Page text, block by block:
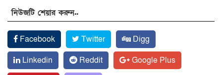
নিউজটি শেয়ার করুন..
Facebook Twitter
Digg
Linkedin
Reddit
Google Plus